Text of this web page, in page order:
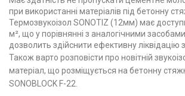
при використанні матеріалів під бетонну
Термозвукоізол SONOTIZ (12мм) має
м², що у порівнянні з аналогічними засобами
дозволить здійснити ефективну ліквідацію
Також варто розповісти про новітній
матеріал, що розміщується на бетонну
SONOBLOCK F-22.